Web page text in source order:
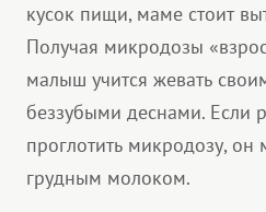
кусок пищи, маме стоит
Получая микродозы
малыш учится жевать
беззубыми деснами. Если
проглотить микродозу, он
грудным молоком.